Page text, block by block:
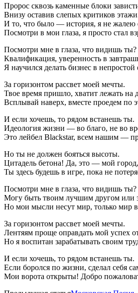
Пророс сквозь каменные блоки
Внизу оставив слепых критиков
И то, что было — история, я не жалею
Посмотри в мои глаза, я просто стал
Посмотри мне в глаза, что видишь ты?
Квалификация, уверенность в
Я научился делать бизнес в непростой
За горизонтом рассвет моей мечты.
Твое время пришло, хватит лежать на
Всплывай наверх, вместе проедем по
И если хочешь, то рядом встанешь ты.
Идеология жизни — во благо, не во
Это лейбел Blackstar, всем нашим —
Но ты не должен бояться высоты.
Цитадель бетона! Да, это — мой город,
Ты здесь будешь в игре, пока не
Посмотри мне в глаза, что видишь ты?
Могу быть твоим лучшим другом или
Но мои мысли несут мир, только мир
За горизонтом рассвет моей мечты.
Лентяям проще оправдать мой успех
Но я воспитан зарабатывать своим
И если хочешь, то рядом встанешь ты.
Если боролся по жизни, сделал себя
Мои ворота открыты! Добро